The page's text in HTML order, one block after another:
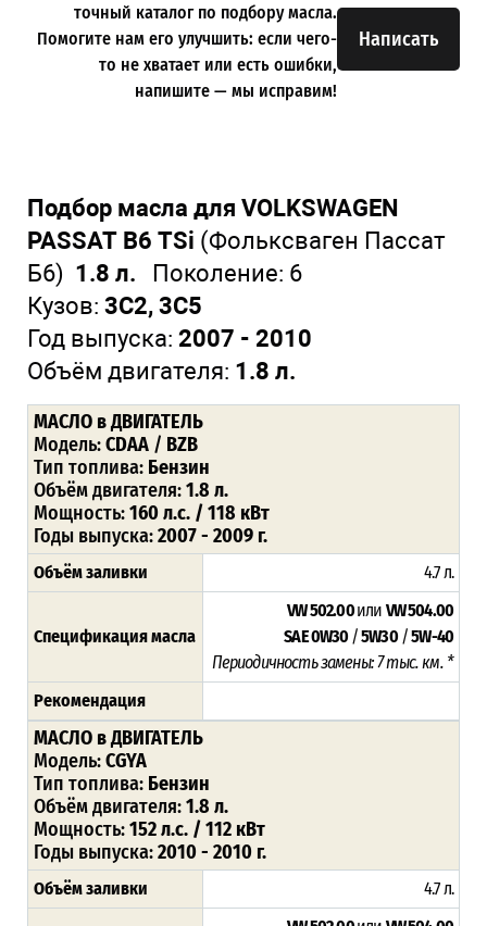
Написать
точный каталог по подбору масла.
Помогите нам его улучшить: если чего-
то не хватает или есть ошибки,
напишите — мы исправим!
Подбор масла для VOLKSWAGEN
PASSAT B6 TSi (Фольксваген Пассат
Б6) 1.8 л.
Поколение: 6
Кузов: 3C2, 3C5
Год выпуска: 2007 - 2010
Объём двигателя: 1.8 л.
МАСЛО в ДВИГАТЕЛЬ
Модель:CDAA / BZB
Тип топлива: Бензин
Объём двигателя:1.8 л.
Мощность:160 л.с. / 118 кВт
Годы выпуска:2007 - 2009 г.
Объём заливки 4.7 л.
Спецификация масла
VW 502.00или VW 504.00
SAE 0W30/5W30/5W-40
Периодичность замены: 7 тыс. км. *
Рекомендация
МАСЛО в ДВИГАТЕЛЬ
Модель:CGYA
Тип топлива: Бензин
Объём двигателя:1.8 л.
Мощность:152 л.с. / 112 кВт
Годы выпуска:2010 - 2010 г.
Объём заливки 4.7 л.